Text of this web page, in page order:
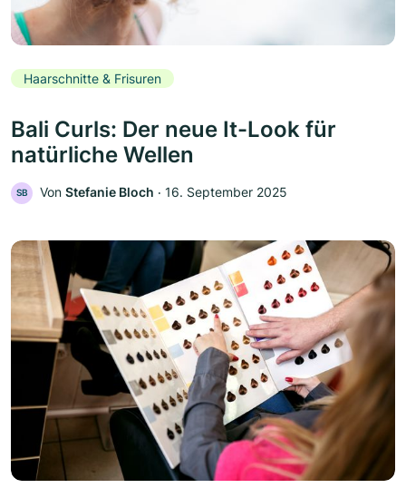
Haarschnitte & Frisuren
Bali Curls: Der neue It-Look für
natürliche Wellen
SB Von Stefanie Bloch ‧ 16. September 2025